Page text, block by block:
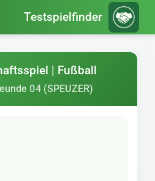
Testspielfinder
| Fußball
04 (SPEUZER)